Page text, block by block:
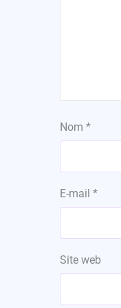
Nom *
E-mail *
Site web